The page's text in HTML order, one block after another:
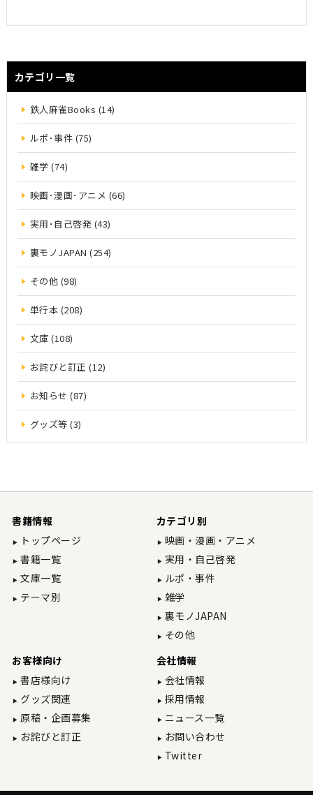
カテゴリ一覧
鉄人麻雀Books (14)
ルポ･事件 (75)
雑学 (74)
映画･漫画･アニメ (66)
実用･自己啓発 (43)
裏モノJAPAN (254)
その他 (98)
単行本 (208)
文庫 (108)
お詫びと訂正 (12)
お知らせ (87)
グッズ等 (3)
書籍情報
トップページ
書籍一覧
文庫一覧
テーマ別
カテゴリ別
映画・漫画・アニメ
実用・自己啓発
ルポ・事件
雑学
裏モノJAPAN
その他
お客様向け
書店様向け
グッズ関連
原稿・企画募集
お詫びと訂正
会社情報
会社情報
採用情報
ニュース一覧
お問い合わせ
Twitter